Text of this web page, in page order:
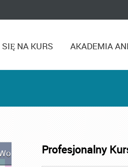
NA KURS AKADEMIA
Kurs Animatora Czasu
Profesjonalny